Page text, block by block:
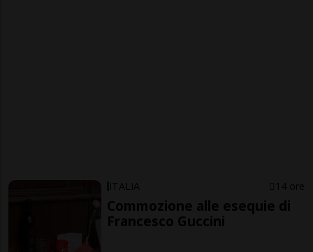
ITALIA 14 ore
Commozione alle esequie di
Francesco Guccini